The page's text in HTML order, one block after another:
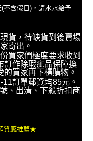
不含假日)，請水水給予
貨，待缺貨到後賣場
寄出。
買家們極度要求收到
訂作除瑕疵品保障換
買家再下標購物。
訂單郵資均85元。
、出清、下殺折扣商
質感推薦★